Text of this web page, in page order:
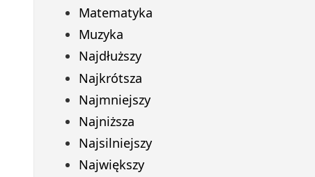
Matematyka
Muzyka
Najdłuższy
Najkrótsza
Najmniejszy
Najniższa
Najsilniejszy
Największy